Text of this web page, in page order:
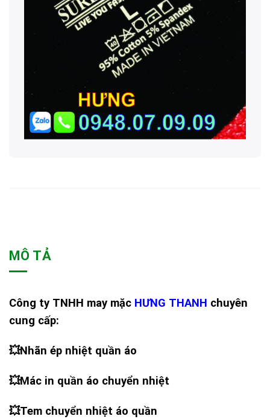
MÔ TẢ
Công ty TNHH may mặc HƯNG THANH chuyên
cung cấp:
💥Nhãn ép nhiệt quần áo
💥Mác in quần áo chuyển nhiệt
💥Tem chuyển nhiệt áo quần